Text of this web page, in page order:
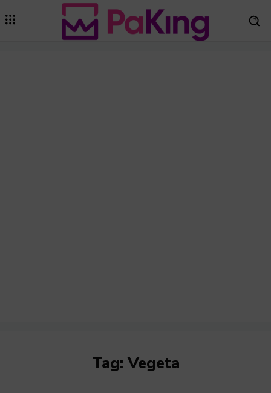
Tag: Vegeta